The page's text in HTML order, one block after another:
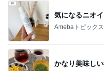
気になるニオ
Amebaトピックス
かなり美味し